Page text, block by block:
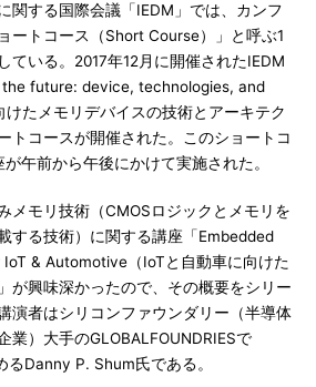
関する国際会議「IEDM」では、カンフ
ートコース（Short Course）」と呼ぶ1
ている。2017年12月に開催されたIEDM
future: device, technologies, and
たメモリデバイスの技術とアーキテク
トコースが開催された。このショートコ
午前から午後にかけて実施された。
メモリ技術（CMOSロジックとメモリを
する技術）に関する講座「Embedded
& Automotive（IoTと自動車に向けた
が興味深かったので、その概要をシリー
演者はシリコンファウンダリー（半導体
業）大手のGLOBALFOUNDRIESで
Danny P. Shum氏である。